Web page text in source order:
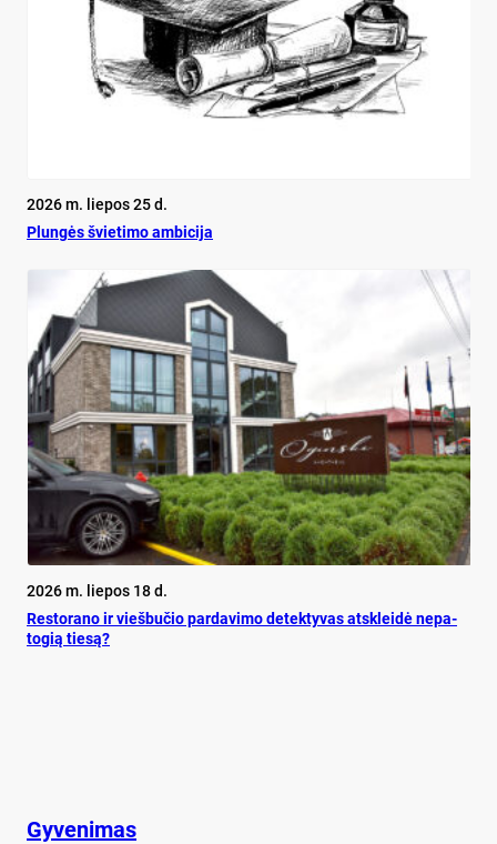
2026 m. liepos 25 d.
Plun­gės švie­ti­mo am­bi­ci­ja
2026 m. liepos 18 d.
Res­to­ra­no ir vieš­bu­čio par­da­vi­mo de­tek­ty­vas at­sklei­dė ne­pa­
to­gią tie­są?
Gyvenimas